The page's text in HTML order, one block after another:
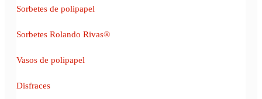
Sorbetes de polipapel
Sorbetes Rolando Rivas®
Vasos de polipapel
Disfraces